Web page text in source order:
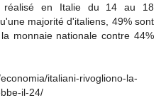
réalisé en Italie du 14 au 18
majorité d'italiens, 49% sont
monnaie nationale contre 44%
italiani-rivogliono-la-
il-24/